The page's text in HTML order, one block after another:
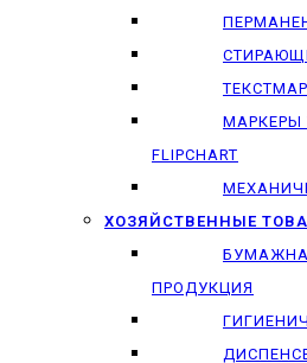
МАРКЕРЫ
FLIPCHART
ХОЗЯЙСТВЕННЫЕ
ПРОДУКЦИЯ